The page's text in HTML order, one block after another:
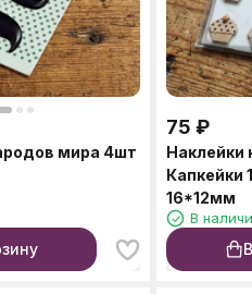
мира 4шт
75 ₽
Наклейки
Капкейки
16*12мм
В